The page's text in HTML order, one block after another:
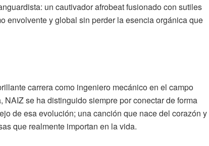
un cautivador afrobeat fusionado con sutiles
envolvente y global sin perder la esencia orgánica que
carrera como ingeniero mecánico en el campo
se ha distinguido siempre por conectar de forma
de esa evolución; una canción que nace del corazón y
que realmente importan en la vida.